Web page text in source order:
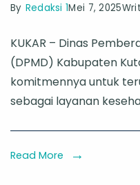
By Redaksi 1Mei 7, 2025
KUKAR – Dinas
(DPMD) Kabupaten
komitmennya untuk
sebagai layanan
Read More